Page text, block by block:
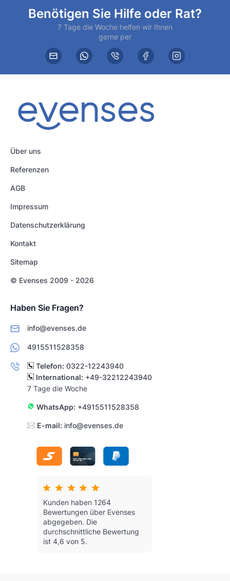
Benötigen Sie Hilfe oder Rat?
7 Tage die Woche helfen wir Ihnen
gerne per
Über uns
Referenzen
AGB
Impressum
Datenschutzerklärung
Kontakt
Sitemap
© Evenses 2009 - 2026
Haben Sie Fragen?
info@evenses.de
4915511528358
Telefon: 0322-12243940
International: +49-32212243940
7 Tage die Woche
WhatsApp: +4915511528358
E-mail: info@evenses.de
Kunden haben 1264
Bewertungen über Evenses
abgegeben. Die
durchschnittliche Bewertung
ist 4,6 von 5.